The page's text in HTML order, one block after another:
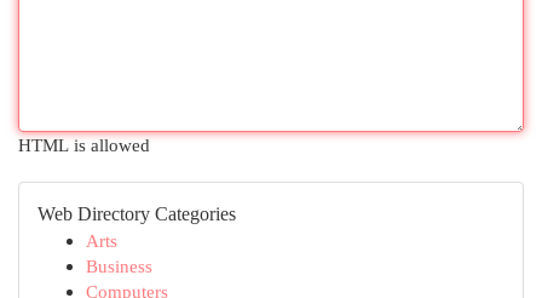
HTML is allowed
Web Directory Categories
Arts
Business
Computers